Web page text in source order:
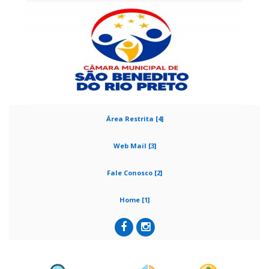
Área Restrita [4]
Web Mail [3]
Fale Conosco [2]
Home [1]